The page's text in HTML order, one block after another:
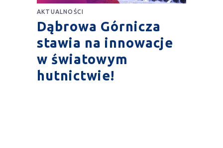
AKTUALNOŚCI
Dąbrowa Górnicza
stawia na innowacje
w światowym
hutnictwie!